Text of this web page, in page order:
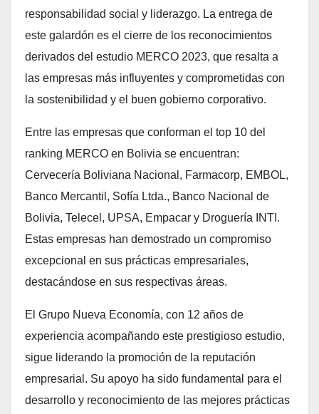
responsabilidad social y liderazgo. La entrega de
este galardón es el cierre de los reconocimientos
derivados del estudio MERCO 2023, que resalta a
las empresas más influyentes y comprometidas con
la sostenibilidad y el buen gobierno corporativo.
Entre las empresas que conforman el top 10 del
ranking MERCO en Bolivia se encuentran:
Cervecería Boliviana Nacional, Farmacorp, EMBOL,
Banco Mercantil, Sofía Ltda., Banco Nacional de
Bolivia, Telecel, UPSA, Empacar y Droguería INTI.
Estas empresas han demostrado un compromiso
excepcional en sus prácticas empresariales,
destacándose en sus respectivas áreas.
El Grupo Nueva Economía, con 12 años de
experiencia acompañando este prestigioso estudio,
sigue liderando la promoción de la reputación
empresarial. Su apoyo ha sido fundamental para el
desarrollo y reconocimiento de las mejores prácticas